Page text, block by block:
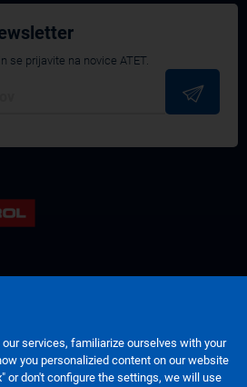
se prijavite na novice ATET.
services, familiarize ourselves with your
you personalizied content on our website
or don't configure the settings, we will use